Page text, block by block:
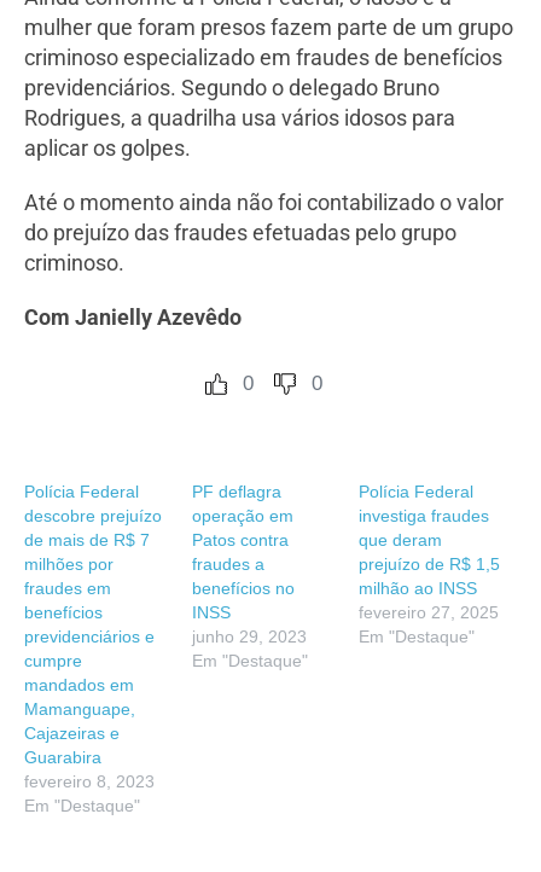
mulher que foram presos fazem parte de um grupo
criminoso especializado em fraudes de benefícios
previdenciários. Segundo o delegado Bruno
Rodrigues, a quadrilha usa vários idosos para
aplicar os golpes.
Até o momento ainda não foi contabilizado o valor
do prejuízo das fraudes efetuadas pelo grupo
criminoso.
Com Janielly Azevêdo
0 0
Polícia Federal
descobre prejuízo
de mais de R$ 7
milhões por
fraudes em
benefícios
previdenciários e
cumpre
mandados em
Mamanguape,
Cajazeiras e
Guarabira
fevereiro 8, 2023
Em "Destaque"
PF deflagra
operação em
Patos contra
fraudes a
benefícios no
INSS
junho 29, 2023
Em "Destaque"
Polícia Federal
investiga fraudes
que deram
prejuízo de R$ 1,5
milhão ao INSS
fevereiro 27, 2025
Em "Destaque"